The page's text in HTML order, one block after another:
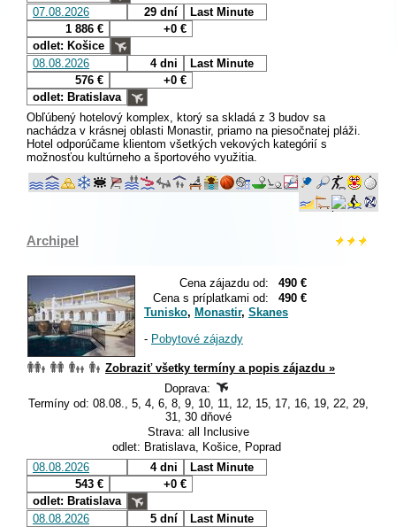
07.08.2026
29 dní
Last Minute
1 886 €
+0 €
odlet: Košice
08.08.2026
4 dni
Last Minute
576 €
+0 €
odlet: Bratislava
Obľúbený hotelový komplex, ktorý sa skladá z 3 budov sa
nachádza v krásnej oblasti Monastir, priamo na piesočnatej pláži.
Hotel odporúčame klientom všetkých vekových kategórií s
možnosťou kultúrneho a športového využitia.
Archipel
Cena zájazdu od:
490 €
Cena s príplatkami od:
490 €
Tunisko, Monastir, Skanes
- Pobytové zájazdy
Zobraziť všetky termíny a popis zájazdu »
Doprava:
Termíny od: 08.08., 5, 4, 6, 8, 9, 10, 11, 12, 15, 17, 16, 19, 22, 29,
31, 30 dňové
Strava: all Inclusive
odlet: Bratislava, Košice, Poprad
08.08.2026
4 dni
Last Minute
543 €
+0 €
odlet: Bratislava
08.08.2026
5 dní
Last Minute